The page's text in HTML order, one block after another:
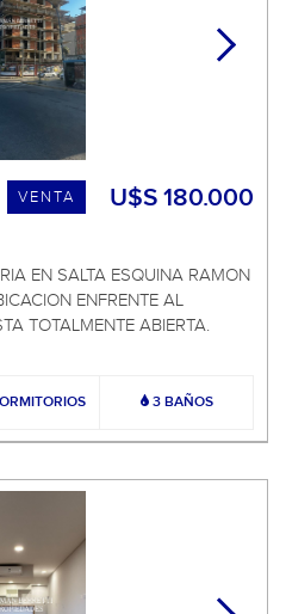
U$S 180.000
VENTA
EN SALTA ESQUINA RAMON
ENFRENTE AL
TOTALMENTE ABIERTA.
3 BAÑOS